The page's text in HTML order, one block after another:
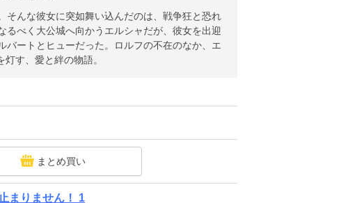
そんな彼女に突如舞い込んだのは、戦争狂と恐れ
るべく大公城へ向かうエルシャだが、彼女を出迎
バートとヒューだった。ロルフの不在のなか、エ
す、愛と絆の物語。
まとめ買い
まりません！ 1